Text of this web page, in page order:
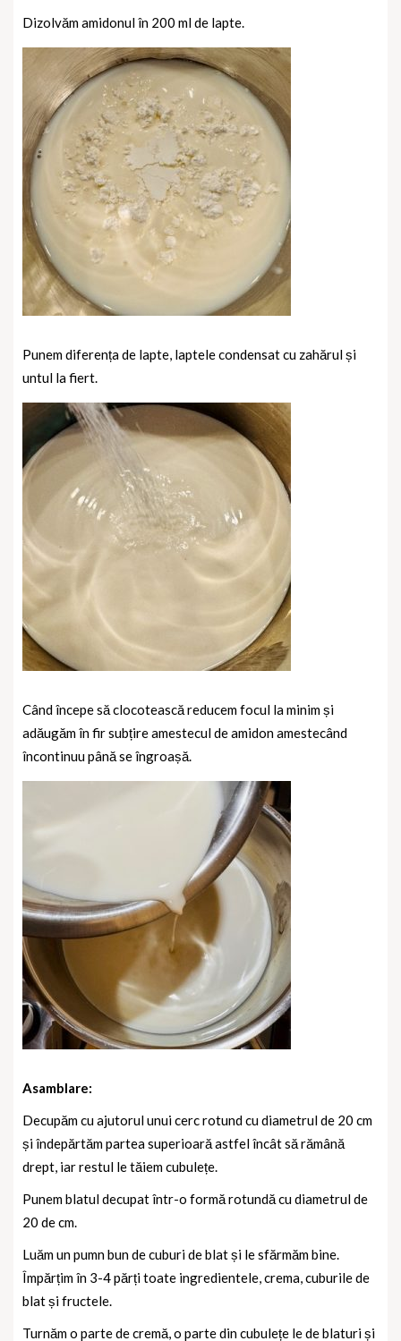
Dizolvăm amidonul în 200 ml de lapte.
Punem diferența de lapte, laptele condensat cu zahărul și
untul la fiert.
Când începe să clocotească reducem focul la minim și
adăugăm în fir subțire amestecul de amidon amestecând
încontinuu până se îngroașă.
Asamblare:
Decupăm cu ajutorul unui cerc rotund cu diametrul de 20 cm
și îndepărtăm partea superioară astfel încât să rămână
drept, iar restul le tăiem cubulețe.
Punem blatul decupat într-o formă rotundă cu diametrul de
20 de cm.
Luăm un pumn bun de cuburi de blat și le sfărmăm bine.
Împărțim în 3-4 părți toate ingredientele, crema, cuburile de
blat și fructele.
Turnăm o parte de cremă, o parte din cubulețe le de blaturi și